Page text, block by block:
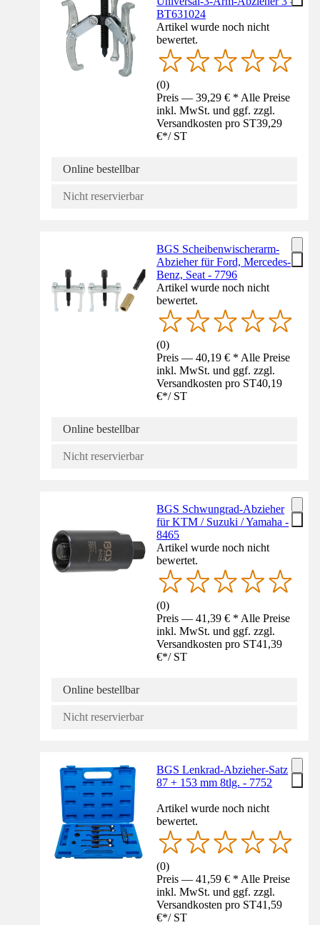
BT631024
Artikel wurde noch nicht
bewertet.
(0)
Preis — 39,29 € * Alle Preise
inkl. MwSt. und ggf. zzgl.
Versandkosten pro ST39,29
€*/ ST
Online bestellbar
Nicht reservierbar
BGS Scheibenwischerarm-
Abzieher für Ford, Mercedes-
Benz, Seat - 7796
Artikel wurde noch nicht
bewertet.
(0)
Preis — 40,19 € * Alle Preise
inkl. MwSt. und ggf. zzgl.
Versandkosten pro ST40,19
€*/ ST
Online bestellbar
Nicht reservierbar
BGS Schwungrad-Abzieher
für KTM / Suzuki / Yamaha -
8465
Artikel wurde noch nicht
bewertet.
(0)
Preis — 41,39 € * Alle Preise
inkl. MwSt. und ggf. zzgl.
Versandkosten pro ST41,39
€*/ ST
Online bestellbar
Nicht reservierbar
BGS Lenkrad-Abzieher-Satz
87 + 153 mm 8tlg. - 7752
Artikel wurde noch nicht
bewertet.
(0)
Preis — 41,59 € * Alle Preise
inkl. MwSt. und ggf. zzgl.
Versandkosten pro ST41,59
€*/ ST